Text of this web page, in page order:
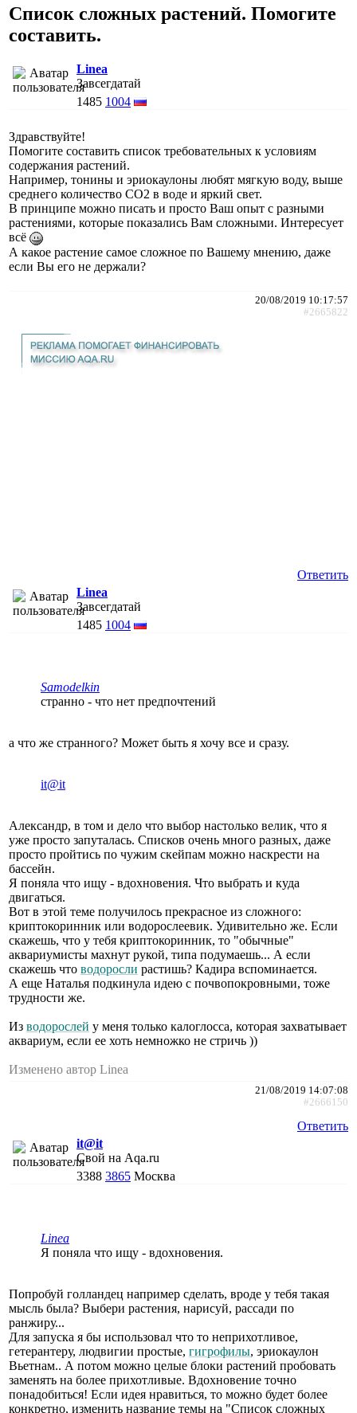
Список сложных растений. Помогите
составить.
Linea
Завсегдатай
1485 1004
Здравствуйте!
Помогите составить список требовательных к условиям
содержания растений.
Например, тонины и эриокаулоны любят мягкую воду, выше
среднего количество СО2 в воде и яркий свет.
В принципе можно писать и просто Ваш опыт с разными
растениями, которые показались Вам сложными. Интересует
всё
А какое растение самое сложное по Вашему мнению, даже
если Вы его не держали?
20/08/2019 10:17:57
#2665822
Ответить
Linea
Завсегдатай
1485 1004
Samodelkin
странно - что нет предпочтений
а что же странного? Может быть я хочу все и сразу.
it@it
Александр, в том и дело что выбор настолько велик, что я
уже просто запуталась. Списков очень много разных, даже
просто пройтись по чужим скейпам можно наскрести на
бассейн.
Я поняла что ищу - вдохновения. Что выбрать и куда
двигаться.
Вот в этой теме получилось прекрасное из сложного:
криптокоринник или водорослеевик. Удивительно же. Если
скажешь, что у тебя криптокоринник, то "обычные"
аквариумисты махнут рукой, типа подумаешь... А если
скажешь что водоросли растишь? Кадира вспоминается.
А еще Наталья подкинула идею с почвопокровными, тоже
трудности же.
Из водорослей у меня только калоглосса, которая захватывает
аквариум, если ее хоть немножко не стричь ))
Изменено автор Linea
21/08/2019 14:07:08
#2666150
Ответить
it@it
Свой на Aqa.ru
3388 3865 Москва
Linea
Я поняла что ищу - вдохновения.
Попробуй голландец например сделать, вроде у тебя такая
мысль была? Выбери растения, нарисуй, рассади по
ранжиру...
Для запуска я бы использовал что то неприхотливое,
гетерантеру, людвигии простые, гигрофилы, эриокаулон
Вьетнам.. А потом можно целые блоки растений пробовать
заменять на более прихотливые. Вдохновение точно
понадобиться! Если идея нравиться, то можно будет более
конкретно, изменить название темы на "Список сложных